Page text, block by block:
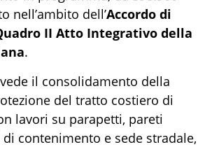
nell’ambito dell’Accordo di
II Atto Integrativo della
.
il consolidamento della
del tratto costiero di
lavori su parapetti, pareti
contenimento e sede stradale,